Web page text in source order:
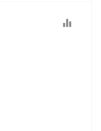
equalizer